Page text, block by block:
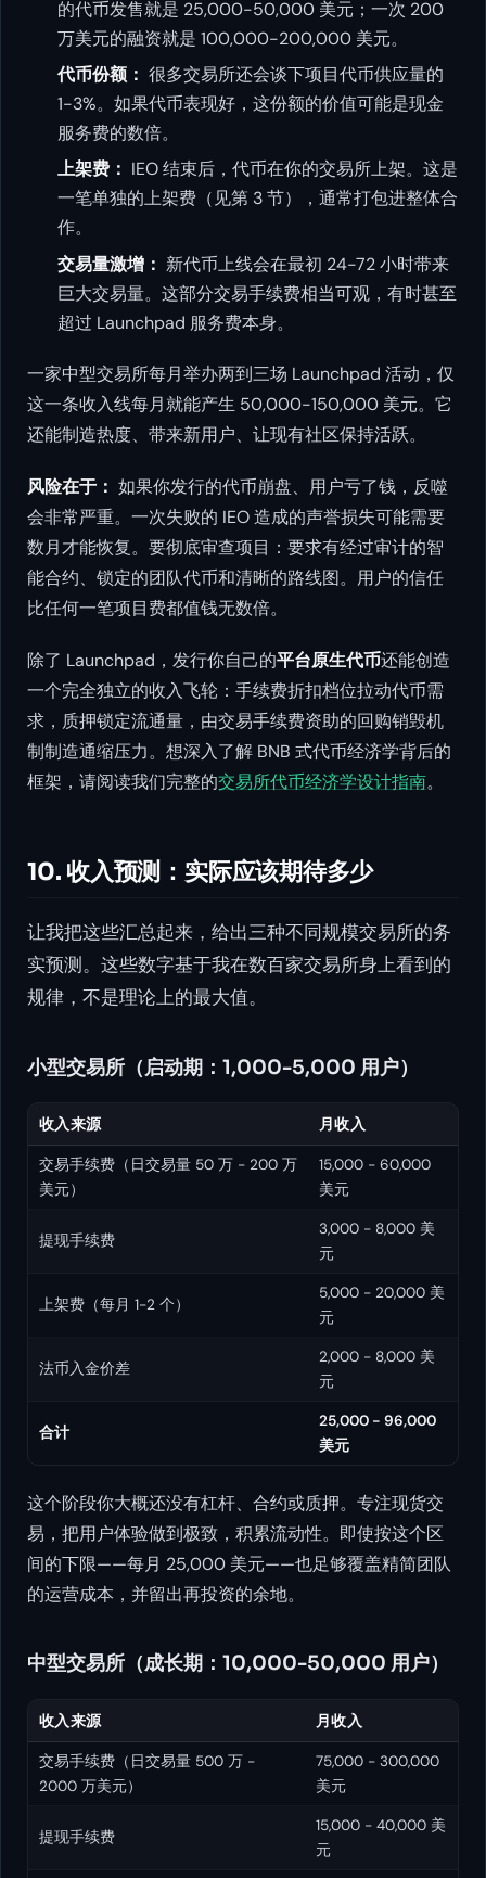
的代币发售就是 25,000-50,000 美元；一次 200
万美元的融资就是 100,000-200,000 美元。
代币份额： 很多交易所还会谈下项目代币供应量的
1-3%。如果代币表现好，这份额的价值可能是现金
服务费的数倍。
上架费： IEO 结束后，代币在你的交易所上架。这是
一笔单独的上架费（见第 3 节），通常打包进整体合
作。
交易量激增： 新代币上线会在最初 24-72 小时带来
巨大交易量。这部分交易手续费相当可观，有时甚至
超过 Launchpad 服务费本身。
一家中型交易所每月举办两到三场 Launchpad 活动，仅
这一条收入线每月就能产生 50,000-150,000 美元。它
还能制造热度、带来新用户、让现有社区保持活跃。
风险在于： 如果你发行的代币崩盘、用户亏了钱，反噬
会非常严重。一次失败的 IEO 造成的声誉损失可能需要
数月才能恢复。要彻底审查项目：要求有经过审计的智
能合约、锁定的团队代币和清晰的路线图。用户的信任
比任何一笔项目费都值钱无数倍。
除了 Launchpad，发行你自己的平台原生代币还能创造
一个完全独立的收入飞轮：手续费折扣档位拉动代币需
求，质押锁定流通量，由交易手续费资助的回购销毁机
制制造通缩压力。想深入了解 BNB 式代币经济学背后的
框架，请阅读我们完整的交易所代币经济学设计指南。
10. 收入预测：实际应该期待多少
让我把这些汇总起来，给出三种不同规模交易所的务
实预测。这些数字基于我在数百家交易所身上看到的
规律，不是理论上的最大值。
小型交易所（启动期：1,000-5,000 用户）
收入来源 月收入
交易手续费（日交易量 50 万 - 200 万
美元）
15,000 - 60,000
美元
提现手续费
3,000 - 8,000 美
元
上架费（每月 1-2 个）
5,000 - 20,000 美
元
法币入金价差
2,000 - 8,000 美
元
合计
25,000 - 96,000
美元
这个阶段你大概还没有杠杆、合约或质押。专注现货交
易，把用户体验做到极致，积累流动性。即使按这个区
间的下限——每月 25,000 美元——也足够覆盖精简团队
的运营成本，并留出再投资的余地。
中型交易所（成长期：10,000-50,000 用户）
收入来源 月收入
交易手续费（日交易量 500 万 -
2000 万美元）
75,000 - 300,000
美元
提现手续费
15,000 - 40,000 美
元